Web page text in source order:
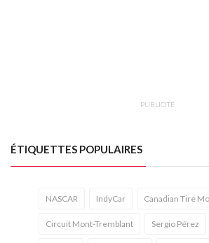
PUBLICITÉ
ÉTIQUETTES POPULAIRES
NASCAR IndyCar Canadian Tire
Circuit Mont-Tremblant Sergio Pérez